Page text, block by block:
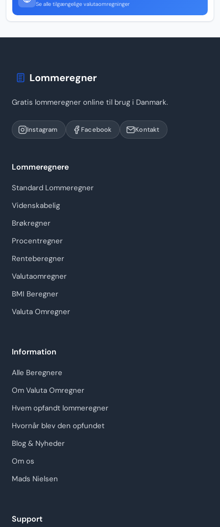
Se alle tilgængelige valutaomregninger
Lommeregner
Gratis lommeregner online til brug i Danmark.
Instagram Facebook Kontakt
Lommeregnere
Standard Lommeregner
Videnskabelig
Brøkregner
Procentregner
Renteberegner
Valutaomregner
BMI Beregner
Valuta Omregner
Information
Alle Beregnere
Om Valuta Omregner
Hvem opfandt lommeregner
Hvornår blev den opfundet
Blog & Nyheder
Om os
Mads Nielsen
Support